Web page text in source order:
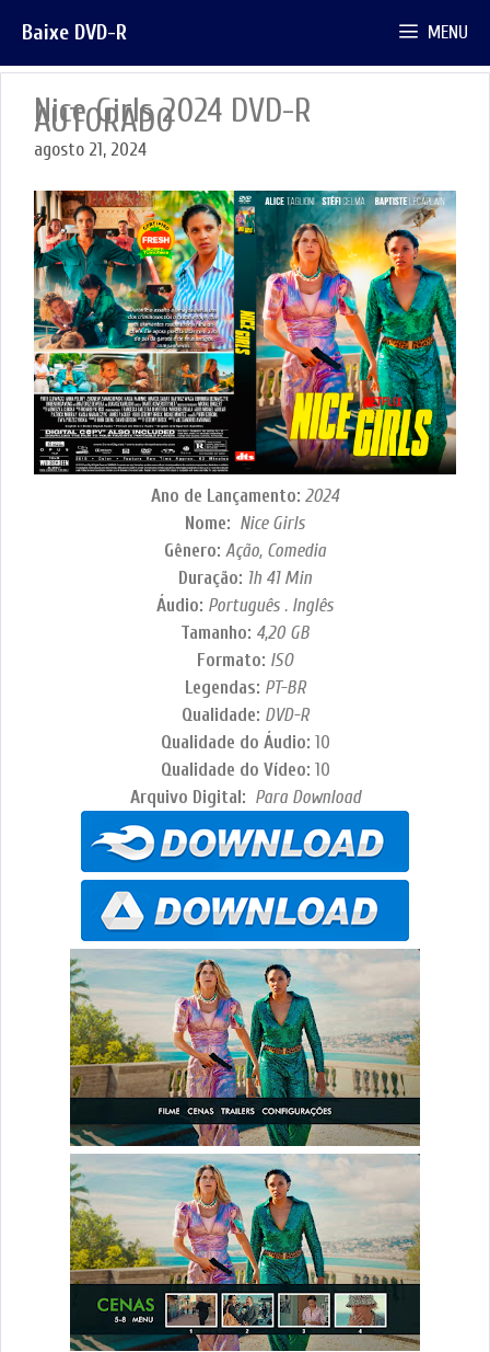
para
o
conteúdo
Baixe DVD-R MENU
Nice Girls 2024 DVD-R
AUTORADO
agosto 21, 2024
Ano de Lançamento: 2024
Nome: Nice Girls
Gênero: Ação, Comedia
Duração: 1h 41 Min
Áudio: Português . Inglês
Tamanho: 4,20 GB
Formato: ISO
Legendas: PT-BR
Qualidade: DVD-R
Qualidade do Áudio: 10
Qualidade do Vídeo: 10
Arquivo Digital: Para Download